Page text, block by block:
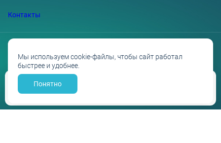
Контакты
Проектные декларации на сайте наш.дом.рф
Политика обработки персональных данных
Мы используем cookie-файлы, чтобы сайт работал
быстрее и удобнее.
Понятно